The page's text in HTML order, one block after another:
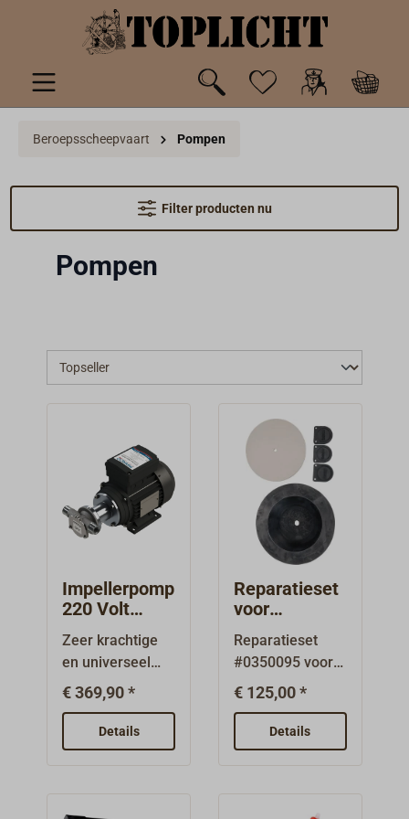
hoofdinhoud
Beroepsscheepvaart Pompen
Filter producten nu
Pompen
Impellerpomp
220 Volt
MARCO
UP1/AC
Zeer krachtige
en universeel
inzetbare pomp
voor zoet- en
zeewater (ook
met kleine
€ 369,90 *
Details
Reparatieset
voor
membraanpo
mp
RHEINSTRO
M M50 /
M50E
Reparatieset
#0350095 voor
de al
decennialang
beproefde
membraanpomp
€ 125,00 *
Details